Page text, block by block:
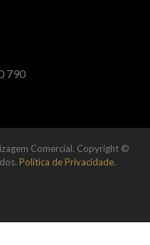
790
Comercial. Copyright ©
Política de Privacidade.